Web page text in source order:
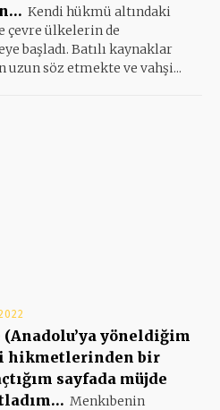
Kendi hükmü altındaki
çevre ülkelerin de
başladı. Batılı kaynaklar
söz etmekte ve vahşi...
yöneldiğim
hikmetlerinden bir
sayfada müjde
Menkıbenin